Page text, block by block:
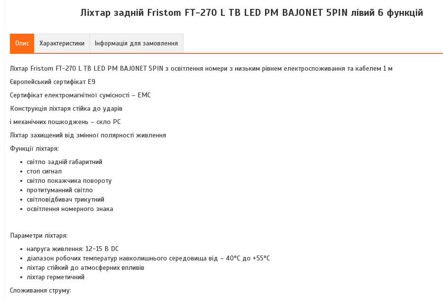
Ліхтар задній Fristom FT-270 L TB LED PM BAJONET 5PIN лівий 6 функцій
Опис Характеристики Інформація для замовлення
Ліхтар Fristom FT-270 L TB LED PM BAJONET 5PIN з освітлення номери з низьким рівнем електроспоживання та кабелем 1 м
Європейський сертифікат E9
Сертифікат електромагнітної сумісності – EMC
Конструкція ліхтаря стійка до ударів
і механічних пошкоджень – скло PC
Ліхтар захищений від змінної полярності живлення
Функції ліхтаря:
світло задній габаритний
стоп сигнал
світло покажчика повороту
протитуманний світло
світловідбивач трикутний
освітлення номерного знака
Параметри ліхтаря:
напруга живлення: 12-15 В DC
діапазон робочих температур навколишнього середовища від – 40°C до +55°C
ліхтар стійкий до атмосферних впливів
ліхтар герметичний
Споживання струму: